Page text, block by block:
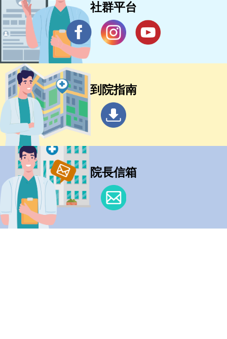
社群平台
到院指南
院長信箱